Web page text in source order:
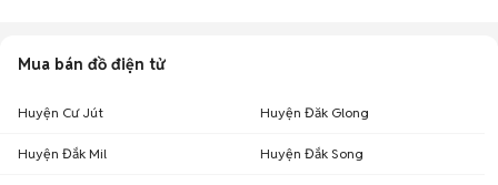
Mua bán đồ điện tử
Huyện Cư Jút Huyện Đăk Glong
Huyện Đắk Mil Huyện Đắk Song